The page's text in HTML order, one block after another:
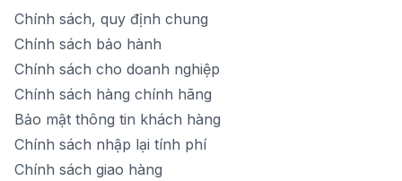
Chính sách, quy định chung
Chính sách bảo hành
Chính sách cho doanh nghiệp
Chính sách hàng chính hãng
Bảo mật thông tin khách hàng
Chính sách nhập lại tính phí
Chính sách giao hàng